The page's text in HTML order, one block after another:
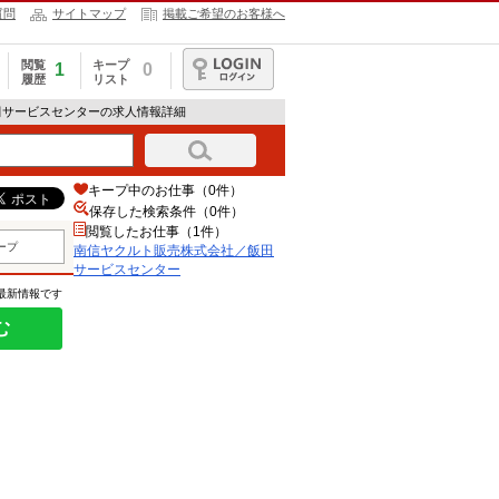
問 サイトマップ 掲載ご希望のお客様へ
閲覧
履歴
1
キープ
リスト
0
ログイン
ービスセンターの求人情報詳細
プ
新情報です
キープ中のお仕事（0件）
保存した検索条件（0件）
閲覧したお仕事（1件）
南信ヤクルト販売株式会社／飯田
サービスセンター